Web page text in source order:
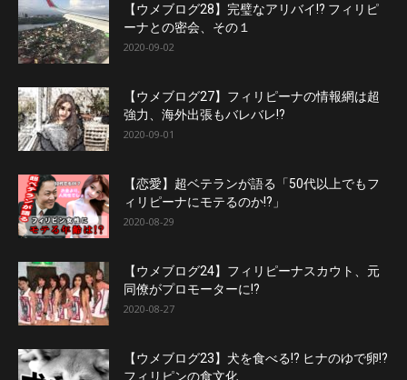
【ウメブログ28】完璧なアリバイ!? フィリピ
ーナとの密会、その１
2020-09-02
【ウメブログ27】フィリピーナの情報網は超
強力、海外出張もバレバレ!?
2020-09-01
【恋愛】超ベテランが語る「50代以上でもフ
ィリピーナにモテるのか!?」
2020-08-29
【ウメブログ24】フィリピーナスカウト、元
同僚がプロモーターに!?
2020-08-27
【ウメブログ23】犬を食べる!? ヒナのゆで卵!?
フィリピンの食文化